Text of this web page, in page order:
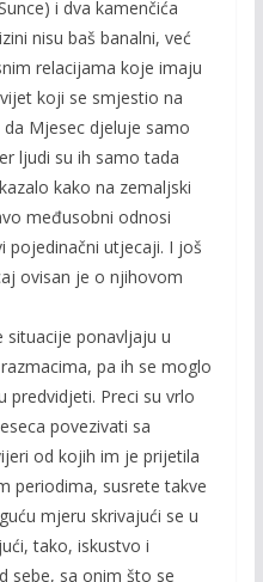
i dva kamenčića
nisu baš banalni, već
relacijama koje imaju
koji se smjestio na
Mjesec djeluje samo
ljudi su ih samo tada
kako na zemaljski
međusobni odnosi
pojedinačni utjecaji. I još
ovisan je o njihovom
situacije ponavljaju u
pa ih se moglo
predvidjeti. Preci su vrlo
povezivati sa
od kojih im je prijetila
periodima, susrete takve
mjeru skrivajući se u
tako, iskustvo i
sebe, sa onim što se